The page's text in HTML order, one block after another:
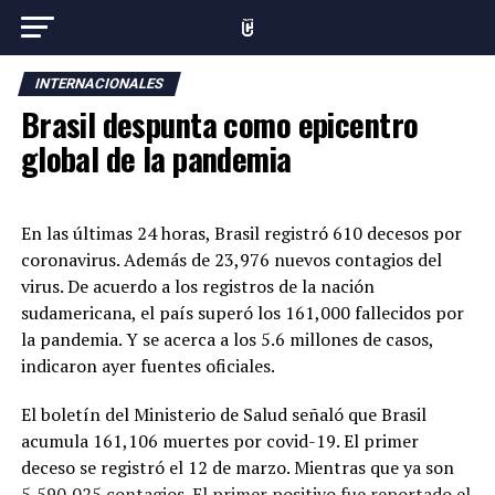
INTERNACIONALES
Brasil despunta como epicentro
global de la pandemia
En las últimas 24 horas, Brasil registró 610 decesos por
coronavirus. Además de 23,976 nuevos contagios del
virus. De acuerdo a los registros de la nación
sudamericana, el país superó los 161,000 fallecidos por
la pandemia. Y se acerca a los 5.6 millones de casos,
indicaron ayer fuentes oficiales.
El boletín del Ministerio de Salud señaló que Brasil
acumula 161,106 muertes por covid-19. El primer
deceso se registró el 12 de marzo. Mientras que ya son